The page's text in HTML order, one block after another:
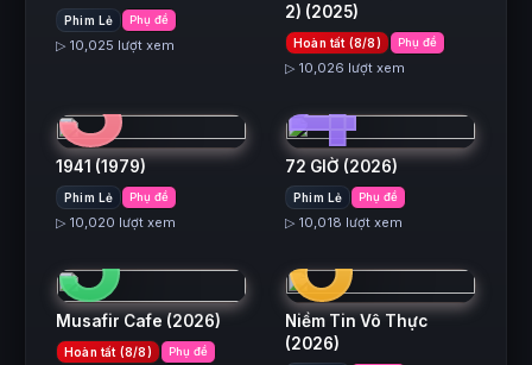
Phim Lẻ Phụ đề
▷ 10,025 lượt xem
2) (2025)
Hoàn tất (8/8) Phụ đề
▷ 10,026 lượt xem
3
1941 (1979)
Phim Lẻ Phụ đề
▷ 10,020 lượt xem
4
72 GIỜ (2026)
Phim Lẻ Phụ đề
▷ 10,018 lượt xem
5
Musafir Cafe (2026)
Hoàn tất (8/8) Phụ đề
6
Niềm Tin Vô Thực
(2026)